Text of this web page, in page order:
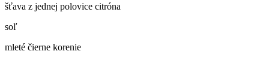
šťava z jednej polovice citróna
soľ
mleté čierne korenie